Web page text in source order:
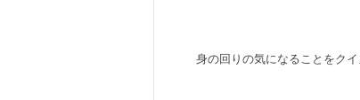
身の回りの気になることをクイ